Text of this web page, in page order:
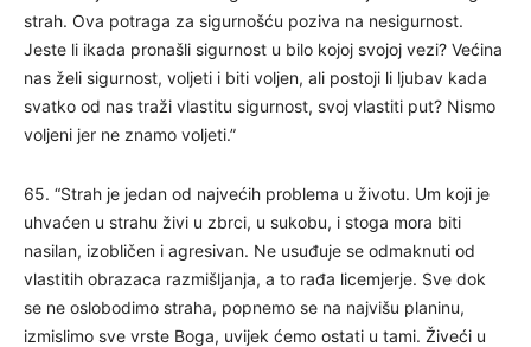
strah. Ova potraga za sigurnošću poziva na nesigurnost.
Jeste li ikada pronašli sigurnost u bilo kojoj svojoj vezi? Većina
nas želi sigurnost, voljeti i biti voljen, ali postoji li ljubav kada
svatko od nas traži vlastitu sigurnost, svoj vlastiti put? Nismo
voljeni jer ne znamo voljeti.”
65. “Strah je jedan od najvećih problema u životu. Um koji je
uhvaćen u strahu živi u zbrci, u sukobu, i stoga mora biti
nasilan, izobličen i agresivan. Ne usuđuje se odmaknuti od
vlastitih obrazaca razmišljanja, a to rađa licemjerje. Sve dok
se ne oslobodimo straha, popnemo se na najvišu planinu,
izmislimo sve vrste Boga, uvijek ćemo ostati u tami. Živeći u